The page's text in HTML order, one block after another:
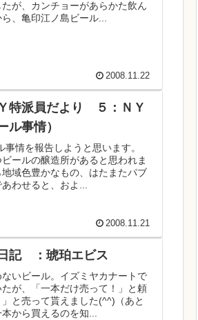
が、カンチョーがあらかた飲ん
、亀印江ノ島ビール...
2008.11.22
特派員だより ５：ＮＹ
ル事情）
情を報告しようと思います。
ールの醸造所があると思われま
域色豊かなもの、はたまたパブ
わせると、およ...
2008.11.21
記 ：琥珀エビス
いビール。イズミヤカナートで
が、「一本だけ売って！」と頼
と売って貰えました(^^)（あと
から買えるのを知...